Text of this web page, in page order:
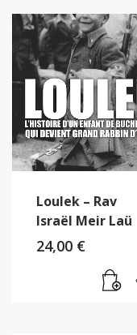
Loulek – Rav
Israël Meir Laü
24,00 €